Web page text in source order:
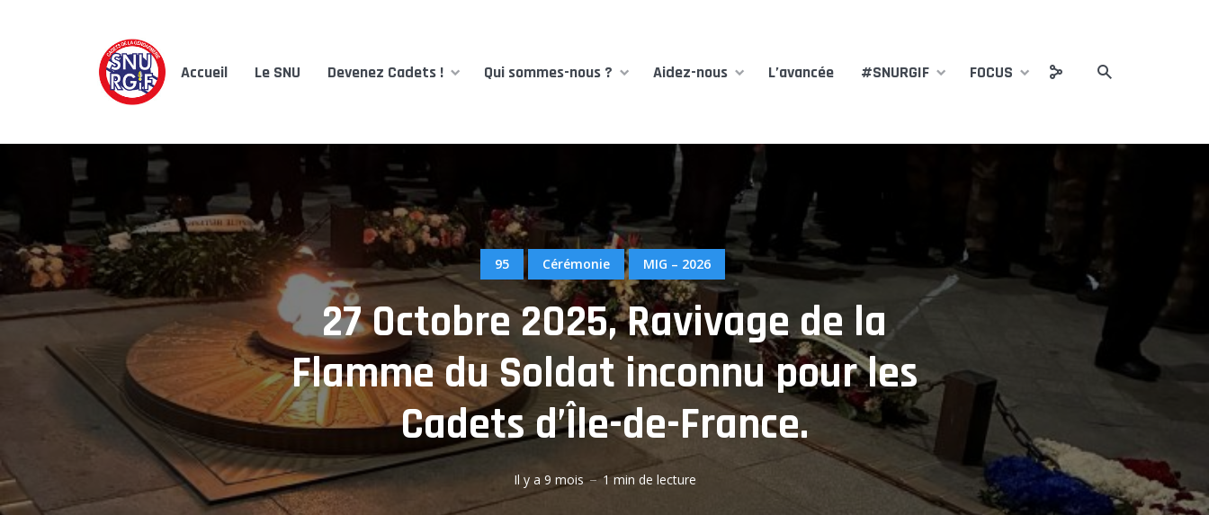
Accueil Le SNU Devenez Cadets ! Qui sommes-nous ? Aidez-nous L’avancée #SNURGIF FOCUS
95 Cérémonie MIG – 2026
27 Octobre 2025, Ravivage de la
Flamme du Soldat inconnu pour les
Cadets d’Île-de-France.
Il y a 9 mois 1 min de lecture